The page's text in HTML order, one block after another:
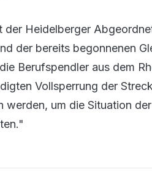
der Heidelberger
der bereits begonnenen
Berufspendler aus dem
Vollsperrung der
werden, um die Situation